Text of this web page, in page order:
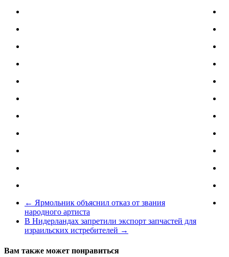
← Ярмольник объяснил отказ от звания
народного артиста
В Нидерландах запретили экспорт запчастей для
израильских истребителей →
Вам также может понравиться